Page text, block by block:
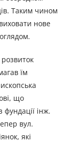
Таким чином
нове
їм
що
фундації інж.
вул.
які